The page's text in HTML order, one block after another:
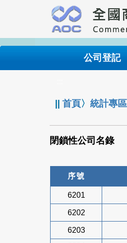
要
內
公司登記
||首頁〉統計專區
閉鎖性公司名錄
序號
6201
6202
6203